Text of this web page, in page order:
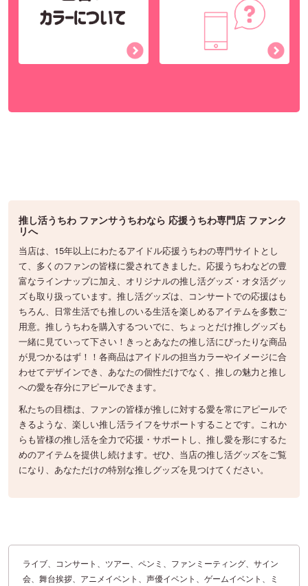
推し活うちわ ファンサうちわなら 応援うちわ専門店 ファンク
リへ
当店は、15年以上にわたるアイドル応援うちわの専門サイトとし
て、多くのファンの皆様に愛されてきました。応援うちわなどの豊
富なラインナップに加え、オリジナルの推し活グッズ・オタ活グッ
ズも取り扱っています。推し活グッズは、コンサートでの応援はも
ちろん、日常生活でも推しのいる生活を楽しめるアイテムを多数ご
用意。推しうちわを購入するついでに、ちょっとだけ推しグッズも
一緒に見ていって下さい！きっとあなたの推し活にぴったりな商品
が見つかるはず！！各商品はアイドルの担当カラーやイメージに合
わせてデザインでき、あなたの個性だけでなく、推しの魅力と推し
への愛を存分にアピールできます。
私たちの目標は、ファンの皆様が推しに対する愛を常にアピールで
きるような、楽しい推し活ライフをサポートすることです。これか
らも皆様の推し活を全力で応援・サポートし、推し愛を形にするた
めのアイテムを提供し続けます。ぜひ、当店の推し活グッズをご覧
になり、あなただけの特別な推しグッズを見つけてください。
ライブ、コンサート、ツアー、ペンミ、ファンミーティング、サイン
会、舞台挨拶、アニメイベント、声優イベント、ゲームイベント、ミ